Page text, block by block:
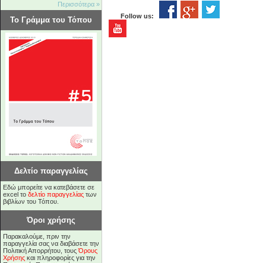
Περισσότερα »
Το Γράμμα του Τόπου
Δελτίο παραγγελίας
Εδώ μπορείτε να κατεβάσετε σε
excel το δελτίο παραγγελίας των
βιβλίων του Τόπου.
Όροι χρήσης
Παρακαλούμε, πριν την
παραγγελία σας να διαβάσετε την
Πολιτική Απορρήτου, τουςΌρους
Χρήσης και πληροφορίες για την
Follow us: